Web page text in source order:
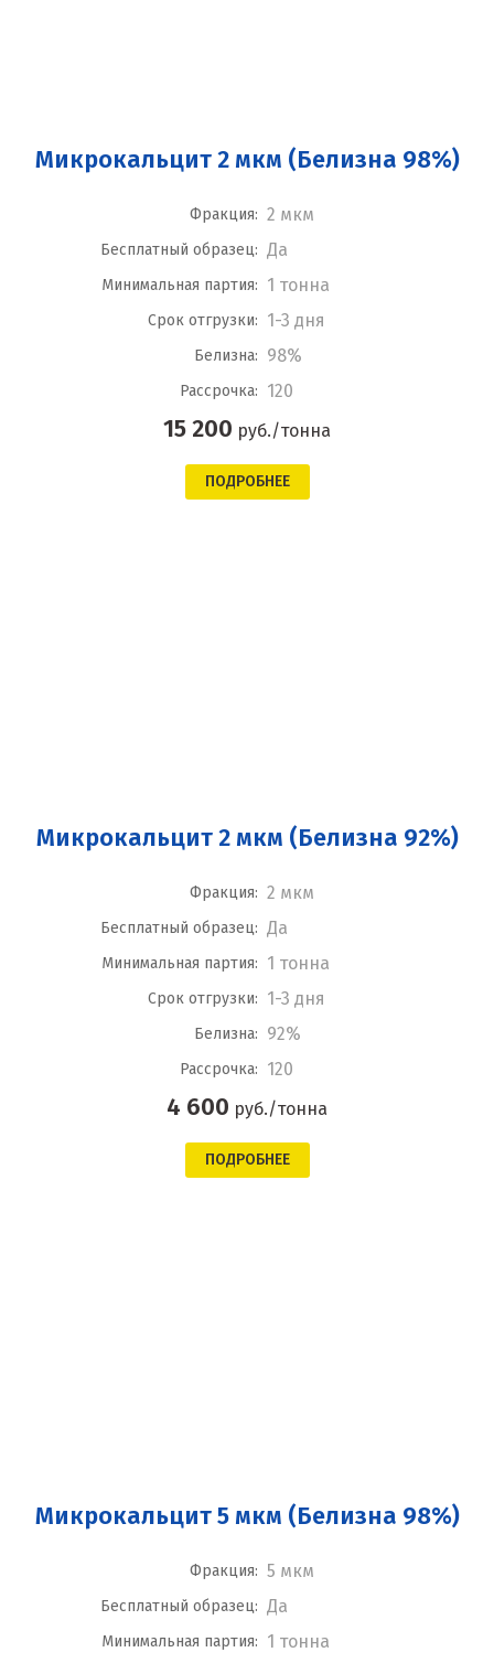
Микрокальцит 2 мкм (Белизна 98%)
Фракция: 2 мкм
Бесплатный образец: Да
Минимальная партия: 1 тонна
Срок отгрузки: 1-3 дня
Белизна: 98%
Рассрочка: 120
15 200 руб./тонна
ПОДРОБНЕЕ
Микрокальцит 2 мкм (Белизна 92%)
Фракция: 2 мкм
Бесплатный образец: Да
Минимальная партия: 1 тонна
Срок отгрузки: 1-3 дня
Белизна: 92%
Рассрочка: 120
4 600 руб./тонна
ПОДРОБНЕЕ
Микрокальцит 5 мкм (Белизна 98%)
Фракция: 5 мкм
Бесплатный образец: Да
Минимальная партия: 1 тонна